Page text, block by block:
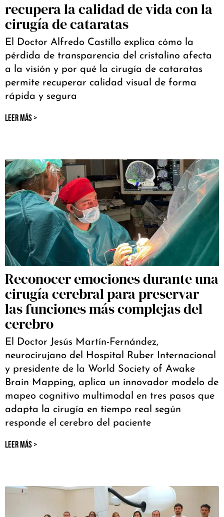
recupera la calidad de vida con la
cirugía de cataratas
El Doctor Alfredo Castillo explica cómo la
pérdida de transparencia del cristalino afecta
a la visión y por qué la cirugía de cataratas
permite recuperar calidad visual de forma
rápida y segura
LEER MÁS >
Reconocer emociones durante una
cirugía cerebral para preservar
las funciones más complejas del
cerebro
El Doctor Jesús Martín-Fernández,
neurocirujano del Hospital Ruber Internacional
y presidente de la World Society of Awake
Brain Mapping, aplica un innovador modelo de
mapeo cognitivo multimodal en tres pasos que
adapta la cirugía en tiempo real según
responde el cerebro del paciente
LEER MÁS >